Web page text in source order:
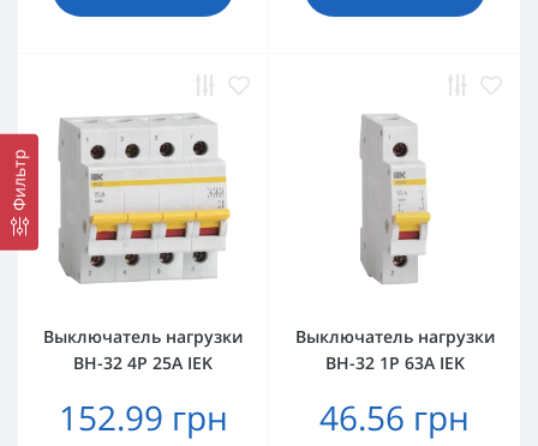
Фильтр
Выключатель нагрузки
ВН-32 4Р 25А IEK
152.99 грн
Выключатель нагрузки
ВН-32 1Р 63А IEK
46.56 грн